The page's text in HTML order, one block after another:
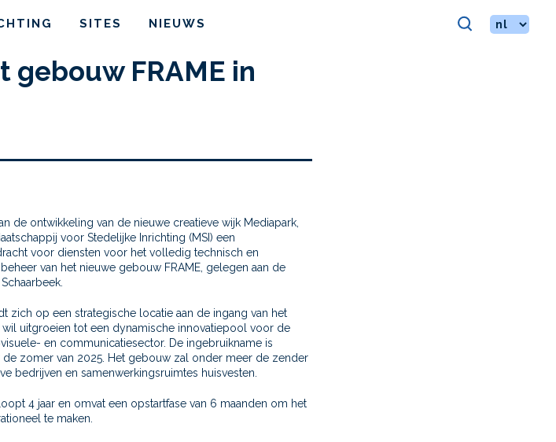
SITES NIEUWS
gebouw FRAME in
de ontwikkeling van de nieuwe creatieve wijk Mediapark,
voor Stedelijke Inrichting (MSI) een
voor diensten voor het volledig technisch en
van het nieuwe gebouw FRAME, gelegen aan de
zich op een strategische locatie aan de ingang van het
wil uitgroeien tot een dynamische innovatiepool voor de
en communicatiesector. De ingebruikname is
zomer van 2025. Het gebouw zal onder meer de zender
bedrijven en samenwerkingsruimtes huisvesten.
4 jaar en omvat een opstartfase van 6 maanden om het
te maken.